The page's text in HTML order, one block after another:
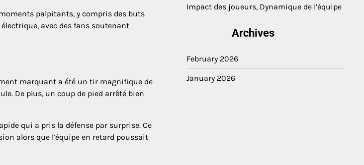
moments palpitants, y compris des buts
avec des fans soutenant
marquant a été un tir magnifique de
De plus, un coup de pied arrêté bien
qui a pris la défense par surprise. Ce
alors que l’équipe en retard poussait
Impact des joueurs, Dynamique de l’équipe
Archives
February 2026
January 2026